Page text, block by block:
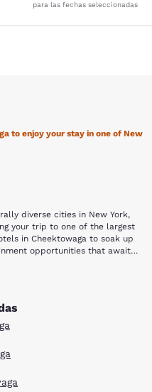
para las fechas seleccionadas
to enjoy your stay in one of New
diverse cities in New York,
your trip to one of the largest
in Cheektowaga to soak up
opportunities that await
or take a stroll downtown.
from an Erie-Seneca Indian
referring to the many apple-like
lined town in the 1950s and
opportunities. The
for you too! The New York
wetlands and forests with a